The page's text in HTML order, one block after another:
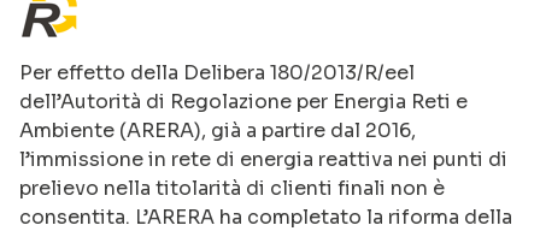
Per effetto della Delibera 180/2013/R/eel
dell’Autorità di Regolazione per Energia Reti e
Ambiente (ARERA), già a partire dal 2016,
l’immissione in rete di energia reattiva nei punti di
prelievo nella titolarità di clienti finali non è
consentita. L’ARERA ha completato la riforma della